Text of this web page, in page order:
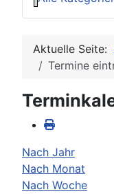
Aktuelle Seite:
Termine
Nach Jahr
Nach Monat
Nach Woche